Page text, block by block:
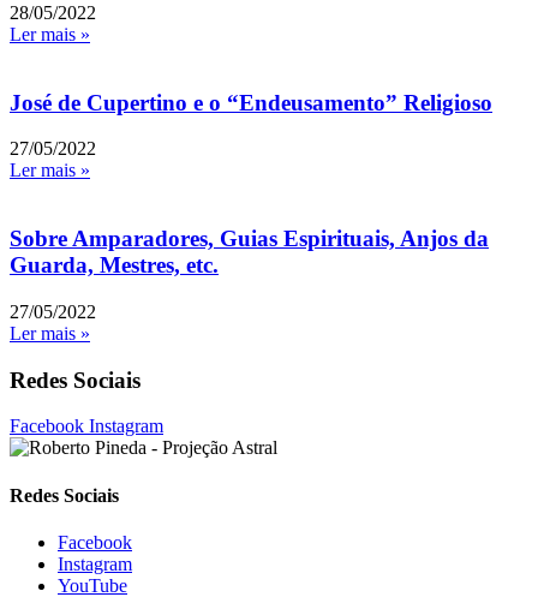
28/05/2022
Ler mais »
José de Cupertino e o “Endeusamento” Religioso
27/05/2022
Ler mais »
Sobre Amparadores, Guias Espirituais, Anjos da
Guarda, Mestres, etc.
27/05/2022
Ler mais »
Redes Sociais
Facebook Instagram
Redes Sociais
Facebook
Instagram
YouTube